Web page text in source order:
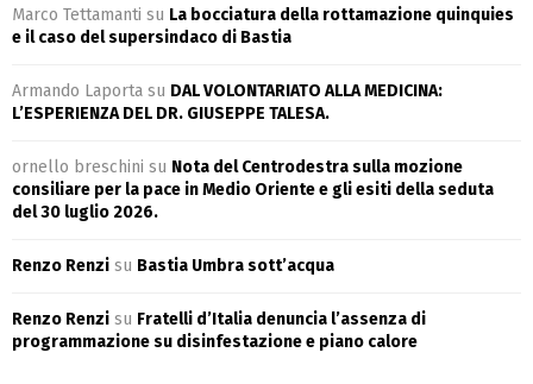
Marco Tettamanti su La bocciatura della rottamazione quinquies
e il caso del supersindaco di Bastia
Armando Laporta su DAL VOLONTARIATO ALLA MEDICINA:
L’ESPERIENZA DEL DR. GIUSEPPE TALESA.
ornello breschini su Nota del Centrodestra sulla mozione
consiliare per la pace in Medio Oriente e gli esiti della seduta
del 30 luglio 2026.
Renzo Renzi su Bastia Umbra sott’acqua
Renzo Renzi su Fratelli d’Italia denuncia l’assenza di
programmazione su disinfestazione e piano calore